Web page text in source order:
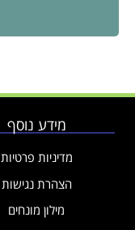
מידע נוסף
מדיניות פרטיות
הצהרת נגישות
מילון מונחים